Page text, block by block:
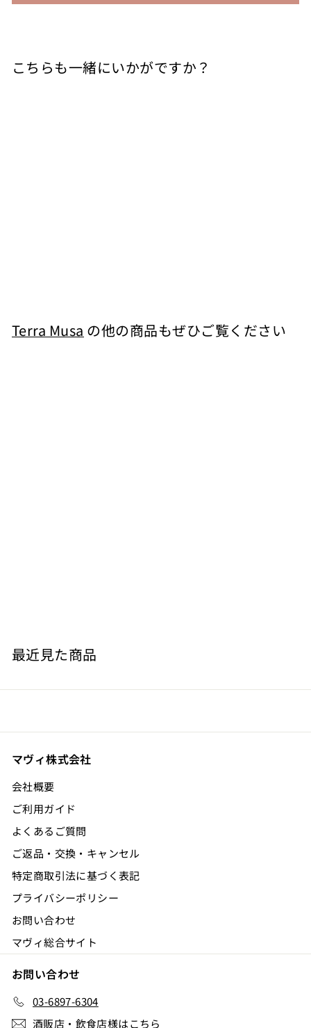
こちらも一緒にいかがですか？
1
Terra Musa の他の商品もぜひご覧ください
1
5
最近見た商品
マヴィ株式会社
会社概要
ご利用ガイド
よくあるご質問
ご返品・交換・キャンセル
特定商取引法に基づく表記
プライバシーポリシー
お問い合わせ
マヴィ総合サイト
お問い合わせ
03-6897-6304
酒販店・飲食店様はこちら